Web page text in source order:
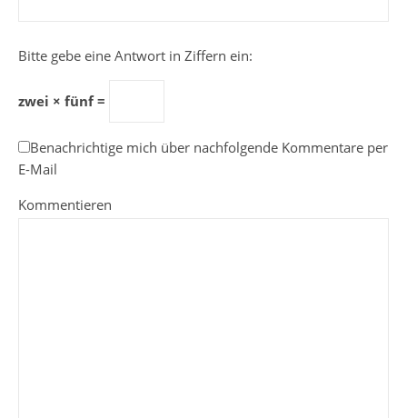
Bitte gebe eine Antwort in Ziffern ein:
zwei × fünf =
Benachrichtige mich über nachfolgende Kommentare per
E-Mail
Kommentieren